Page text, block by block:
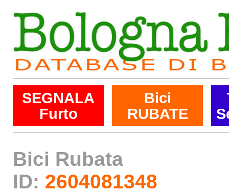
SEGNALA
Furto
Bici
RUBATE
Bici Rubata
ID: 2604081348